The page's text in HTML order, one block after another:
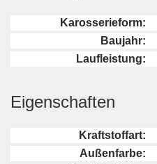
Karosserieform:
Baujahr:
Laufleistung:
Eigenschaften
Kraftstoffart:
Außenfarbe: